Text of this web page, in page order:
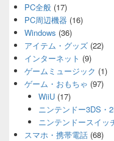
PC全般 (17)
PC周辺機器 (16)
Windows (36)
アイテム・グッズ (22)
インターネット (9)
ゲームミュージック (1)
ゲーム・おもちゃ (97)
WiiU(17)
ニンテンドー3DS・
ニンテンドースイッ
スマホ・携帯電話 (68)